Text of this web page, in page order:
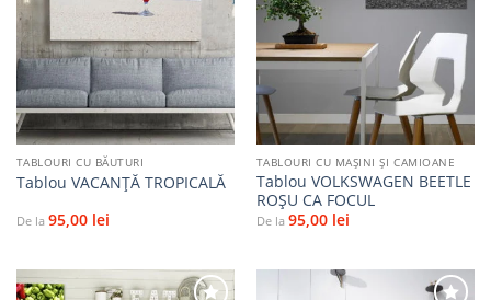
favorite
TABLOURI CU BĂUTURI
Tablou VACANŢĂ TROPICALĂ
De la 95,00 lei
la
favorite
TABLOURI CU MAŞINI ŞI CAMIOANE
Tablou VOLKSWAGEN BEETLE
ROȘU CA FOCUL
De la 95,00 lei